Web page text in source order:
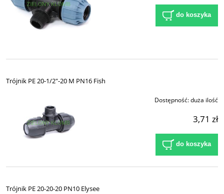
do koszyka
Trójnik PE 20-1/2"-20 M PN16 Fish
Dostępność:duża ilość
3,71 zł
do koszyka
Trójnik PE 20-20-20 PN10 Elysee